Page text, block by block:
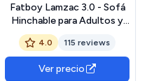
Fatboy Lamzac 3.0 - Sofá
Hinchable para Adultos y
niños, sofá de Camping,
Cama Hinchable, 200 x 90 x
50 cm, sin Bomba, para Uso
en Interiores y Exteriores,
4.0 115 reviews
Ver precio